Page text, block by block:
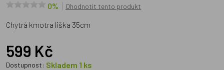
0% Ohodnotit tento produkt
Chytrá kmotra liška 35cm
599 Kč
Dostupnost: Skladem 1 ks